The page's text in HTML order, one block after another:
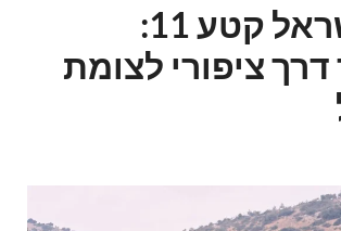
שביל ישראל קטע 11:
ציפורי לצומת